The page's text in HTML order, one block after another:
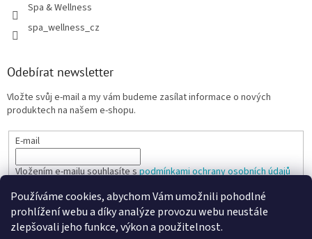
Používáme cookies, abychom Vám umožnili pohodlné
prohlížení webu a díky analýze provozu webu neustále
zlepšovali jeho funkce, výkon a použitelnost.
Spa & Wellness
spa_wellness_cz
Odebírat newsletter
Vložte svůj e-mail a my vám budeme zasílat informace o nových
produktech na našem e-shopu.
E-mail
Vložením e-mailu souhlasíte spodmínkami ochrany osobních údajů
PŘIHLÁSIT SE